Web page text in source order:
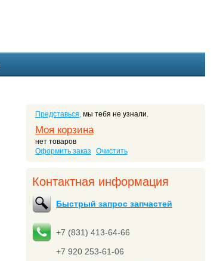
Представься, мы тебя не узнали.
Моя корзина
нет товаров
Оформить заказ
Очистить
Контактная информация
Быстрый запрос запчастей
+7 (831) 413-64-66
+7 920 253-61-06